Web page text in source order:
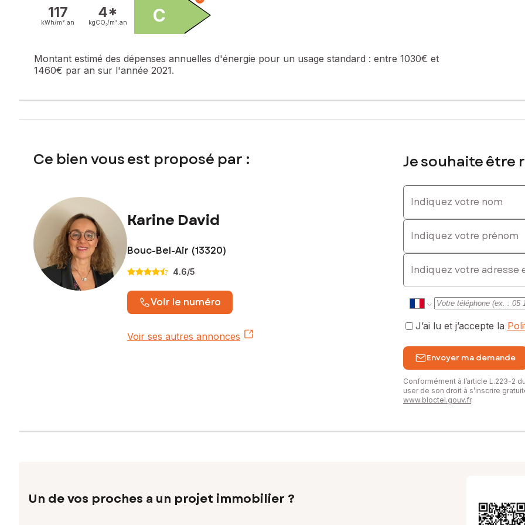
Contactez votre conseiller SAFTI : Karine DAVID, Tél. : 06 09 20 60 26, E-mail : karine.david@safti.fr - EI - Agent commercial
117
kWh/m². an
4*
kgCO₂/m². an C
Montant estimé des dépenses annuelles d'énergie pour un usage standard : entre 1030€ et
1460€ par an sur l'année 2021.
Ce bien vous est proposé par :
Karine David
Bouc-Bel-Air (13320)
4.6/5
Voir le numéro
Voir ses autres annonces
Je souhaite être
Indiquez votre nom
Indiquez votre prénom
E-mail
J’ai lu et j’accepte la
Envoyer ma demande
Conformément à l’article L.223-2
user de son droit à s’inscrire
www.bloctel.gouv.fr.
Un de vos proches a un projet immobilier ?